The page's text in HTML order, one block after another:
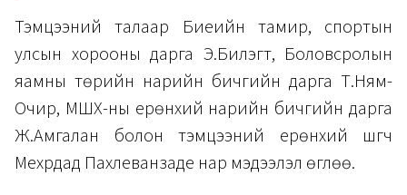
Тэмцээний талаар Биеийн тамир, спортын
улсын хорооны дарга Э.Билэгт, Боловсролын
яамны төрийн нарийн бичгийн дарга Т.Ням-
Очир, МШХ-ны ерөнхий нарийн бичгийн дарга
Ж.Амгалан болон тэмцээний ерөнхий шүүгч
Мехрдад Пахлеванзаде нар мэдээлэл өглөө.